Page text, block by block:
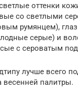
оттенки
со светлыми
румянцем),
серые) и
с сероватым
лучше всего
весенней палитры.